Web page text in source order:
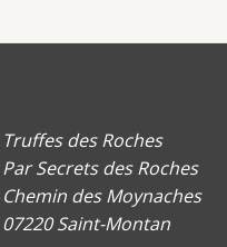
Truffes des Roches
Par Secrets des Roches
Chemin des Moynaches
07220 Saint-Montan